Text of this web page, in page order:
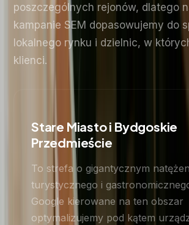
poszczególnych rejonów, dlatego
kampanie SEM dopasowujemy do
lokalnego rynku i dzielnic, w
klienci.
Stare Miasto i Bydgoskie
Przedmieście
To strefa o gigantycznym
turystycznego i
Google kierowane na ten obszar
optymalizujemy pod kątem